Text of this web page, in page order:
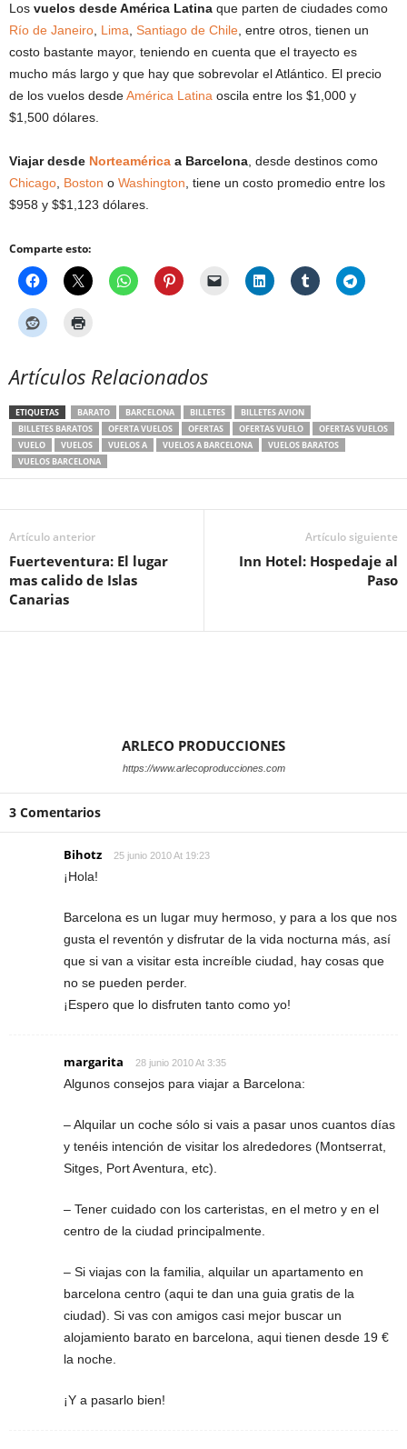
Los vuelos desde América Latina que parten de ciudades como
Río de Janeiro Lima Santiago de Chile , entre otros, tienen un
costo bastante mayor, teniendo en cuenta que el trayecto es
mucho más largo y que hay que sobrevolar el Atlántico. El precio
de los vuelos desdeAmérica Latina oscila entre los $1,000 y
$1,500 dólares.
Viajar desde Norteamérica a Barcelona , desde destinos como
Chicago Boston o Washington , tiene un costo promedio entre los
$958 y $$1,123 dólares.
Comparte esto:
Artículos Relacionados
ETIQUETAS BARATO BARCELONA BILLETES
BILLETES AVION
BILLETES BARATOS
OFERTA VUELOS OFERTAS OFERTAS VUELO
OFERTAS VUELOS
VUELO
VUELOS VUELOS A VUELOS A BARCELONA
VUELOS BARATOS
VUELOS BARCELONA
Artículo anterior
Fuerteventura: El lugar
mas calido de Islas
Canarias
Artículo siguiente
Inn Hotel: Hospedaje al
Paso
ARLECO PRODUCCIONES
https://www.arlecoproducciones.com
3 Comentarios
Bihotz 25 junio 2010 At 19:23
¡Hola!
Barcelona es un lugar muy hermoso, y para a los que nos
gusta el reventón y disfrutar de la vida nocturna más, así
que si van a visitar esta increíble ciudad, hay cosas que
no se pueden perder.
¡Espero que lo disfruten tanto como yo!
margarita 28 junio 2010 At 3:35
Algunos consejos para viajar a Barcelona:
– Alquilar un coche sólo si vais a pasar unos cuantos días
y tenéis intención de visitar los alrededores (Montserrat,
Sitges, Port Aventura, etc).
– Tener cuidado con los carteristas, en el metro y en el
centro de la ciudad principalmente.
– Si viajas con la familia, alquilar un apartamento en
barcelona centro (aqui te dan una guia gratis de la
ciudad). Si vas con amigos casi mejor buscar un
alojamiento barato en barcelona, aqui tienen desde 19 €
la noche.
¡Y a pasarlo bien!